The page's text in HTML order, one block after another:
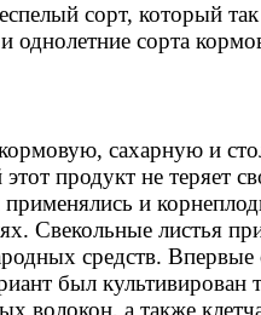
сорт, который
сорта
сахарную и
продукт не теряет
и
Свекольные листья
средств. Впервые
был
волокон, а также